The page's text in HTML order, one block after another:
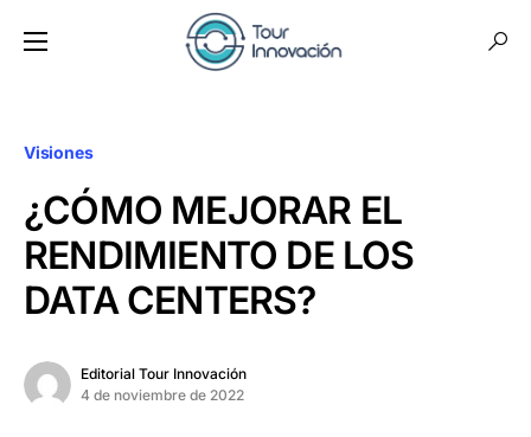
Visiones
¿CÓMO MEJORAR EL
RENDIMIENTO DE LOS
DATA CENTERS?
Editorial Tour Innovación
4 de noviembre de 2022